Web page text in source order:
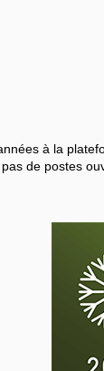
à la
de postes